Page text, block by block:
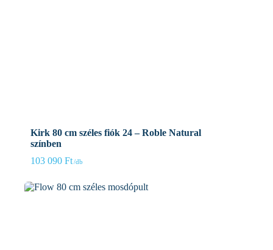
Kirk 80 cm széles fiók 24 – Roble Natural
színben
103 090 Ft